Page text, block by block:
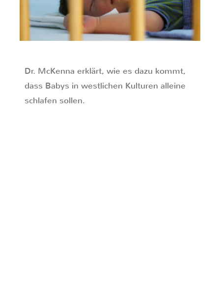
Dr. McKenna erklärt, wie es dazu kommt,
dass Babys in westlichen Kulturen alleine
schlafen sollen.